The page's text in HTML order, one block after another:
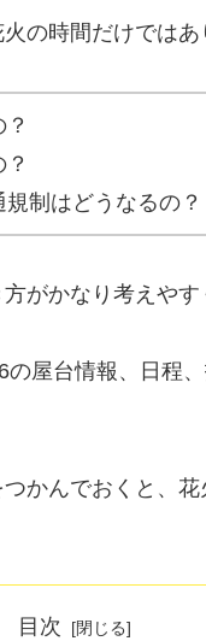
の時間だけではあ
制はどうなるの？
がかなり考えやす
屋台情報、日程
かんでおくと、
目次